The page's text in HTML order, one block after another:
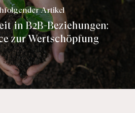
Artikel
in B2B-Beziehungen:
zur Wertschöpfung